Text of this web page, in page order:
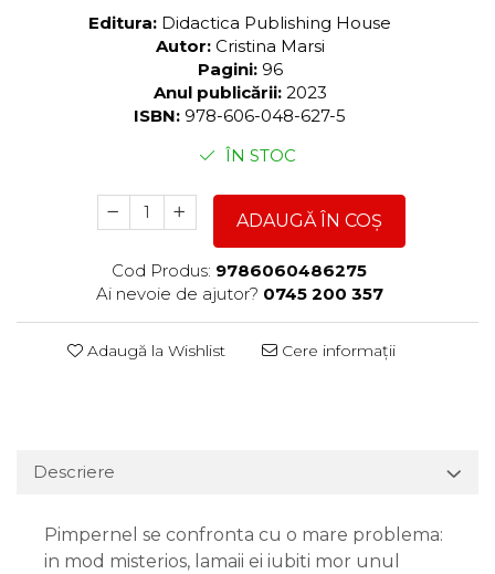
Editura: Didactica Publishing House
Autor: Cristina Marsi
Pagini: 96
Anul publicării: 2023
ISBN: 978-606-048-627-5
ÎN STOC
ADAUGĂ ÎN COȘ
Cod Produs: 9786060486275
Ai nevoie de ajutor? 0745 200 357
Adaugă la Wishlist Cere informații
Descriere
Pimpernel se confronta cu o mare problema:
in mod misterios, lamaii ei iubiti mor unul